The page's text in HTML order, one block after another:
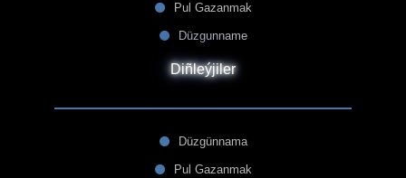
Pul Gazanmak
Düzgunname
Diñleýjiler
Düzgünnama
Pul Gazanmak